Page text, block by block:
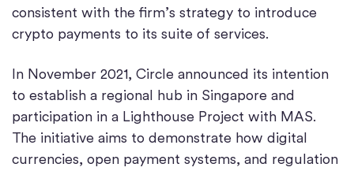
consistent with the firm’s strategy to introduce
crypto payments to its suite of services.
In November 2021, Circle announced its intention
to establish a regional hub in Singapore and
participation in a Lighthouse Project with MAS.
The initiative aims to demonstrate how digital
currencies, open payment systems, and regulation